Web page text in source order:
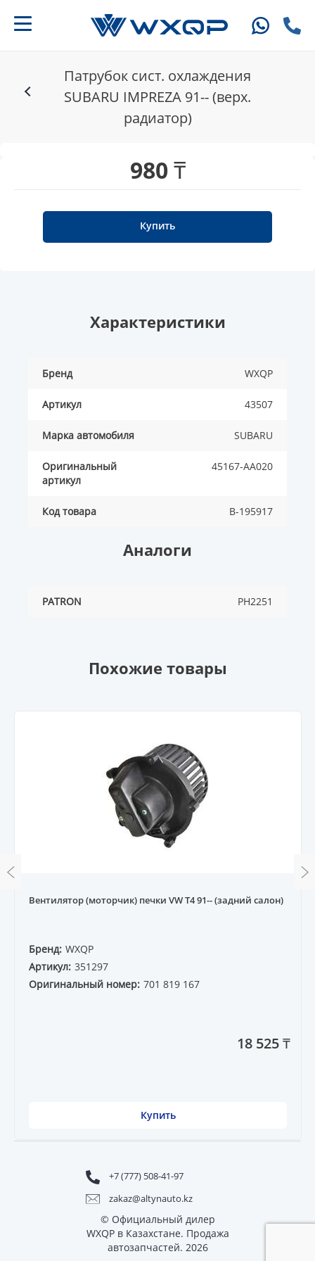
Патрубок сист. охлаждения
SUBARU IMPREZA 91-- (верх.
радиатор)
980 ₸
Купить
Характеристики
Бренд WXQP
Артикул 43507
Марка автомобиля SUBARU
Оригинальный
артикул
45167-AA020
Код товара B-195917
Аналоги
PATRON PH2251
Похожие товары
Вентилятор (моторчик) печки VW T4 91-- (задний салон)
Бренд: WXQP
Артикул: 351297
Оригинальный номер: 701 819 167
18 525 ₸
Купить
+7 (777) 508-41-97
zakaz@altynauto.kz
© Официальный дилер
WXQP в Казахстане. Продажа
автозапчастей. 2026